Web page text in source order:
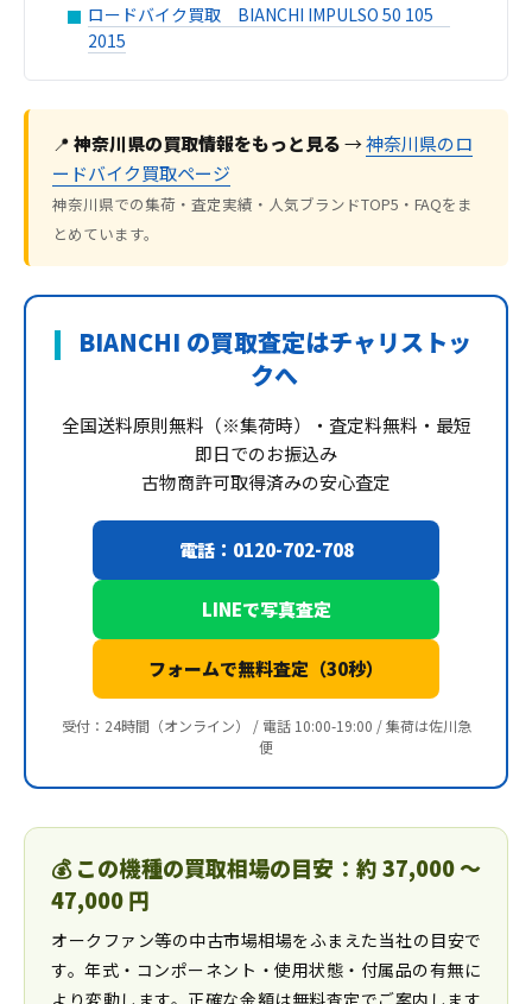
ロードバイク買取 BIANCHI IMPULSO 50 105
2015
📍神奈川県の買取情報をもっと見る→神奈川県のロ
ードバイク買取ページ
神奈川県での集荷・査定実績・人気ブランドTOP5・FAQをま
とめています。
BIANCHI の買取査定はチャリストッ
クへ
全国送料原則無料（※集荷時）・査定料無料・最短
即日でのお振込み
古物商許可取得済みの安心査定
電話：0120-702-708
LINEで写真査定
フォームで無料査定（30秒）
受付：24時間（オンライン） / 電話 10:00-19:00 / 集荷は佐川急
便
💰 この機種の買取相場の目安：約 37,000 〜
47,000 円
オークファン等の中古市場相場をふまえた当社の目安で
す。年式・コンポーネント・使用状態・付属品の有無に
より変動します。正確な金額は無料査定でご案内します